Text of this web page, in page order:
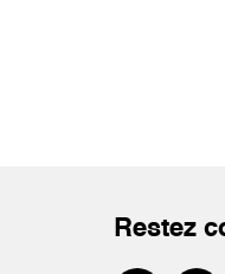
Restez